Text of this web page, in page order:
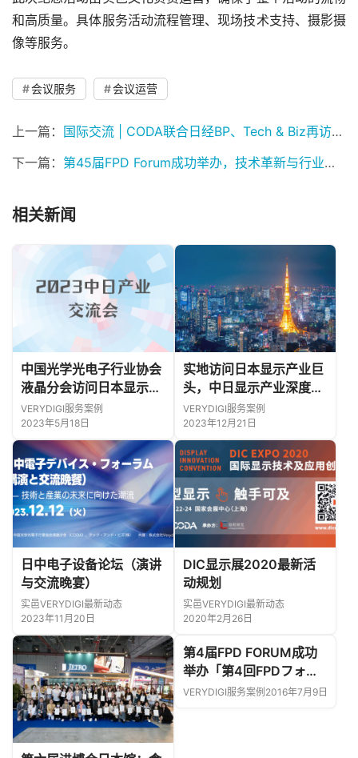
和高质量。具体服务活动流程管理、现场技术支持、摄影摄
像等服务。
会议服务 会议运营
上一篇： 国际交流 | CODA联合日经BP、Tech & Biz再访日本百年企业
下一篇： 第45届FPD Forum成功举办，技术革新与行业趋势碰撞
相关新闻
中国光学光电子行业协会
液晶分会访问日本显示企
业并举办2023中日产业
交流会
VERYDIGI服务案例
2023年5月18日
实地访问日本显示产业巨
头，中日显示产业深度合
作交流开启新篇章！
VERYDIGI服务案例
2023年12月21日
日中电子设备论坛（演讲
与交流晚宴）
实邑VERYDIGI最新动态
2023年11月20日
DIC显示展2020最新活
动规划
实邑VERYDIGI最新动态
2020年2月26日
第4届FPD FORUM成功
举办 「第4回FPDフォー
ラム in 上海」を開催し
VERYDIGI服务案例 2016年7月9日